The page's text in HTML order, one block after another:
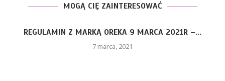
MOGĄ CIĘ ZAINTERESOWAĆ
REGULAMIN Z MARKĄ OREKA 9 MARCA 2021R –...
7 marca, 2021